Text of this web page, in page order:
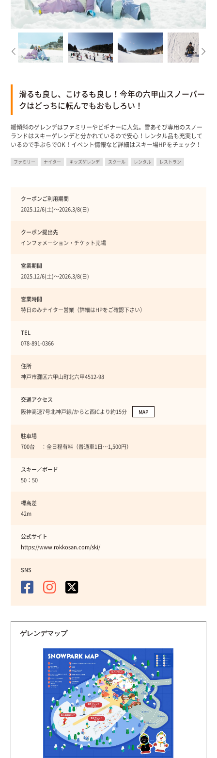
滑るも良し、こけるも良し！今年の六甲山スノーパー
クはどっちに転んでもおもしろい！
緩傾斜のゲレンデはファミリーやビギナーに人気。雪あそび専用のスノー
ランドはスキーゲレンデと分かれているので安心！レンタル品も充実して
いるので手ぶらでOK！イベント情報など詳細はスキー場HPをチェック！
ファミリー ナイター キッズゲレンデ スクール レンタル レストラン
クーポンご利用期間
2025.12/6(土)〜2026.3/8(日)
クーポン提出先
インフォメーション・チケット売場
営業期間
2025.12/6(土)〜2026.3/8(日)
営業時間
特日のみナイター営業（詳細はHPをご確認下さい）
TEL
078-891-0366
住所
神戸市灘区六甲山町北六甲4512-98
交通アクセス
阪神高速7号北神戸線/からと西ICより約15分
MAP
駐車場
700台 ：全日程有料（普通車1日…1,500円）
スキー／ボード
50：50
標高差
42m
公式サイト
https://www.rokkosan.com/ski/
SNS
ゲレンデマップ